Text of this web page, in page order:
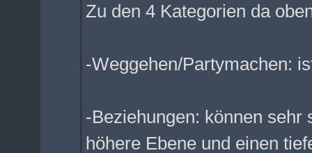
Zu den 4 Kategorien da
-Weggehen/Partymachen:
-Beziehungen: können sehr
höhere Ebene und einen